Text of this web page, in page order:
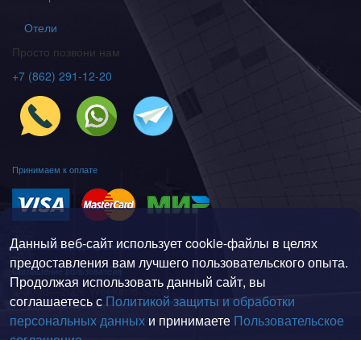
Катера и яхты
Отели
Просто позвони нам
+7 (862) 291-12-20
Принимаем к оплате
Политика конфиденциальности
Соглашение пользователя
Данный веб-сайт использует cookie-файлы в целях
предоставления вам лучшего пользовательского опыта.
Продолжая использовать данный сайт, вы
соглашаетесь с Политикой защиты и обработки
персональных данных и принимаете Пользовательское